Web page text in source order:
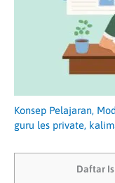
Konsep Pelajaran,
guru les private,
Daftar